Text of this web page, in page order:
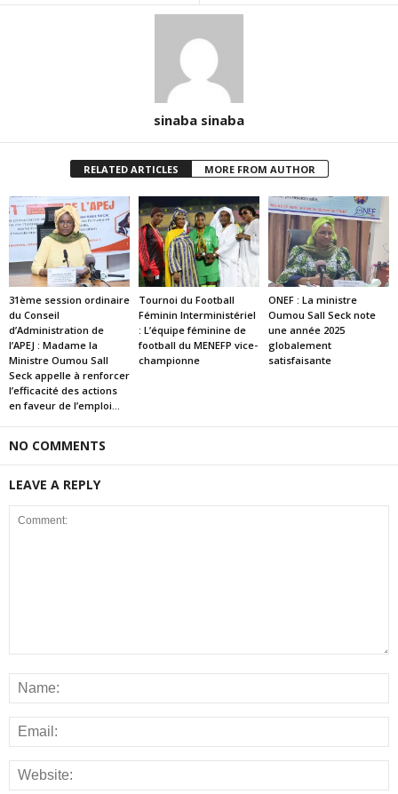
sinaba sinaba
RELATED ARTICLES MORE FROM AUTHOR
31ème session ordinaire
du Conseil
d’Administration de
l’APEJ : Madame la
Ministre Oumou Sall
Seck appelle à renforcer
l’efficacité des actions
en faveur de l’emploi...
Tournoi du Football
Féminin Interministériel
: L’équipe féminine de
football du MENEFP vice-
championne
ONEF : La ministre
Oumou Sall Seck note
une année 2025
globalement
satisfaisante
NO COMMENTS
LEAVE A REPLY